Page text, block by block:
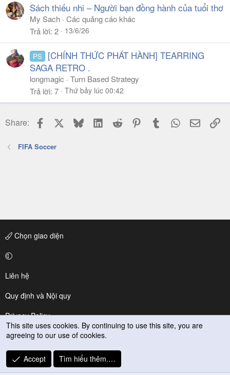
Sách thiếu nhi – Người bạn đồng hành của tuổi thơ
My Sach Các quảng cáo khác
Trả lời 2 13/6/26
PS
[CHÍNH THỨC PHÁT HÀNH] TEARRING
SAGA RETRO .
longmagic
Turn Based Strategy
Trả lời 7 Thứ bảy lúc 00:42
Share: Facebook BlueskyLinkedIn
Reddit PinterestTumblr WhatsApp
Email
FIFA Soccer
Chọn giao diện
Liên hệ
Quy định và Nội quy
Privacy Policy
Trợ giúp
R
S
This site uses cookies. By continuing to use this site, you are
agreeing to our use of cookies.
Accept Tìm hiểu thêm.…